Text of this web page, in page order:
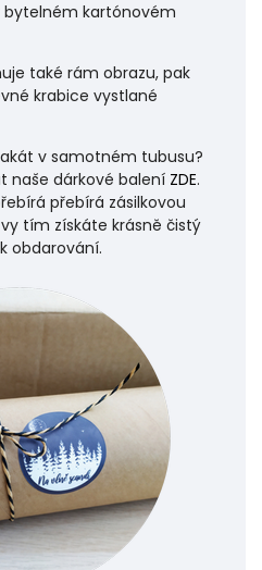
kartónovém
také rám obrazu, pak
krabice vystlané
v samotném tubusu?
naše dárkové balení ZDE.
přebírá zásilkovou
tím získáte krásně čistý
obdarování.